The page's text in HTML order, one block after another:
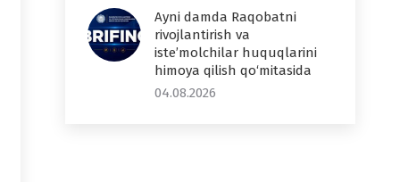
Ayni damda Raqobatni
rivojlantirish va
iste’molchilar huquqlarini
himoya qilish qo‘mitasida
04.08.2026